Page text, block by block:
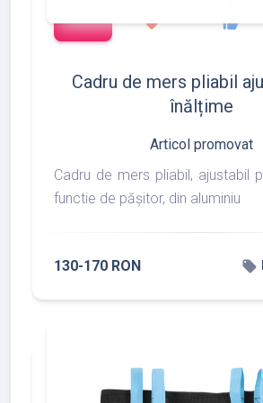
favorite thumb_up
Cadru de mers pliabil
înălțime
Articol promovat
Cadru de mers pliabil, ajustabil
functie de pășitor, din aluminiu
130-170 RON local_offer